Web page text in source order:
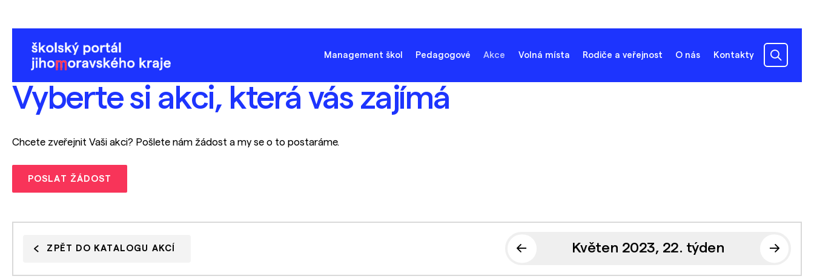
Management škol Pedagogové Akce Volná místa Rodiče a veřejnost O nás Kontakty
Vyberte si akci, která vás zajímá
Chcete zveřejnit Vaši akci? Pošlete nám žádost a my se o to postaráme.
POSLAT ŽÁDOST
ZPĚT DO KATALOGU AKCÍ Květen 2023, 22. týden